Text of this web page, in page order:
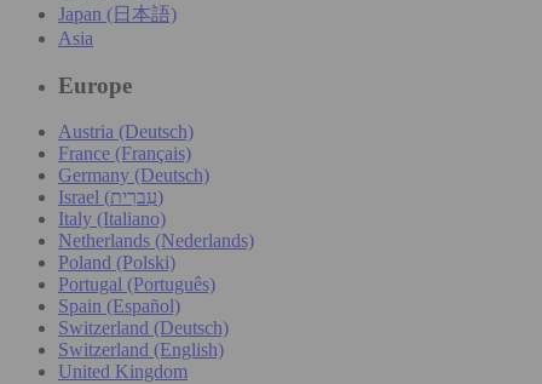
Japan (日本語)
Asia
Europe
Austria (Deutsch)
France (Français)
Germany (Deutsch)
Israel (עִברִית)
Italy (Italiano)
Netherlands (Nederlands)
Poland (Polski)
Portugal (Português)
Spain (Español)
Switzerland (Deutsch)
Switzerland (English)
United Kingdom